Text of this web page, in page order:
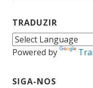
TRADUZIR
Powered by
SIGA-NOS